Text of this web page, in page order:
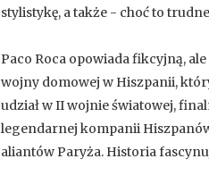
stylistykę, a także - choć to
Paco Roca opowiada fikcyjną,
wojny domowej w Hiszpanii,
udział w II wojnie światowej,
legendarnej kompanii
aliantów Paryża. Historia